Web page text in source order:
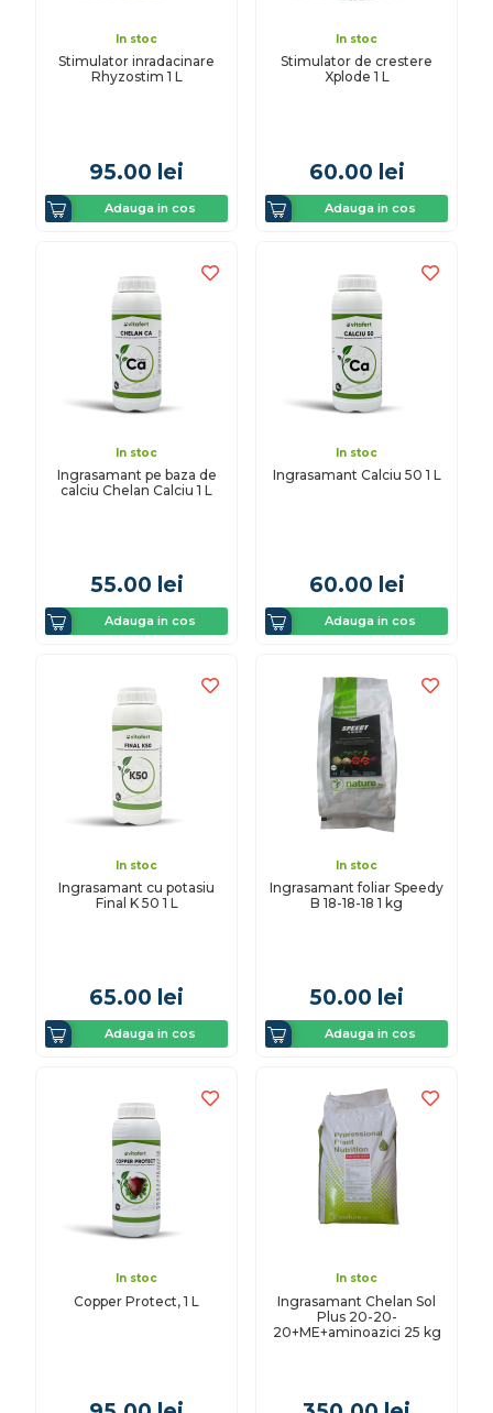
In stoc
Stimulator inradacinare
Rhyzostim 1 L
95.00 lei
Adauga in cos
In stoc
Stimulator de crestere
Xplode 1 L
60.00 lei
Adauga in cos
In stoc
Ingrasamant pe baza de
calciu Chelan Calciu 1 L
55.00 lei
Adauga in cos
In stoc
Ingrasamant Calciu 50 1 L
60.00 lei
Adauga in cos
In stoc
Ingrasamant cu potasiu
Final K 50 1 L
65.00 lei
Adauga in cos
In stoc
Ingrasamant foliar Speedy
B 18-18-18 1 kg
50.00 lei
Adauga in cos
In stoc
Copper Protect, 1 L
In stoc
Ingrasamant Chelan Sol
Plus 20-20-
20+ME+aminoazici 25 kg